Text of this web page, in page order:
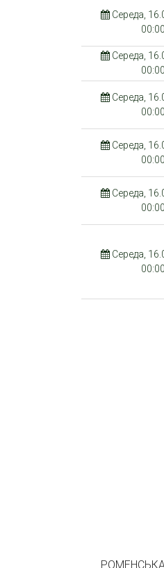
Середа,
00:00
Середа,
00:00
Середа,
00:00
Середа,
00:00
Середа,
00:00
Середа,
00:00